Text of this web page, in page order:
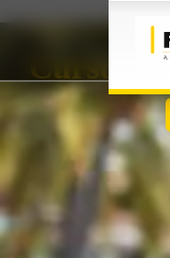
CURSO ONLINE ·
Curso